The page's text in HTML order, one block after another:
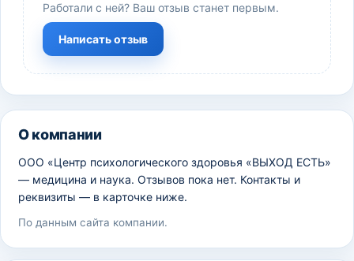
Работали с ней? Ваш отзыв станет первым.
Написать отзыв
О компании
ООО «Центр психологического здоровья «ВЫХОД ЕСТЬ»
— медицина и наука. Отзывов пока нет. Контакты и
реквизиты — в карточке ниже.
По данным сайта компании.